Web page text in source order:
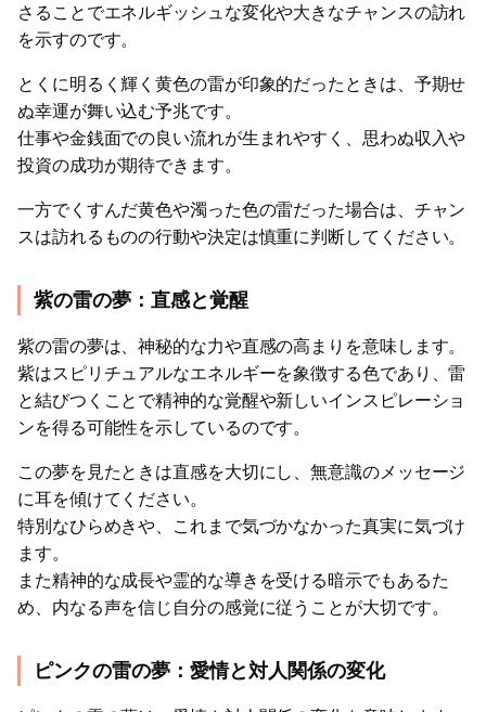
さることでエネルギッシュな変化や大きなチャンスの訪れ
を示すのです。
とくに明るく輝く黄色の雷が印象的だったときは、予期せ
ぬ幸運が舞い込む予兆です。
仕事や金銭面での良い流れが生まれやすく、思わぬ収入や
投資の成功が期待できます。
一方でくすんだ黄色や濁った色の雷だった場合は、チャン
スは訪れるものの行動や決定は慎重に判断してください。
紫の雷の夢：直感と覚醒
紫の雷の夢は、神秘的な力や直感の高まりを意味します。
紫はスピリチュアルなエネルギーを象徴する色であり、雷
と結びつくことで精神的な覚醒や新しいインスピレーショ
ンを得る可能性を示しているのです。
この夢を見たときは直感を大切にし、無意識のメッセージ
に耳を傾けてください。
特別なひらめきや、これまで気づかなかった真実に気づけ
ます。
また精神的な成長や霊的な導きを受ける暗示でもあるた
め、内なる声を信じ自分の感覚に従うことが大切です。
ピンクの雷の夢：愛情と対人関係の変化